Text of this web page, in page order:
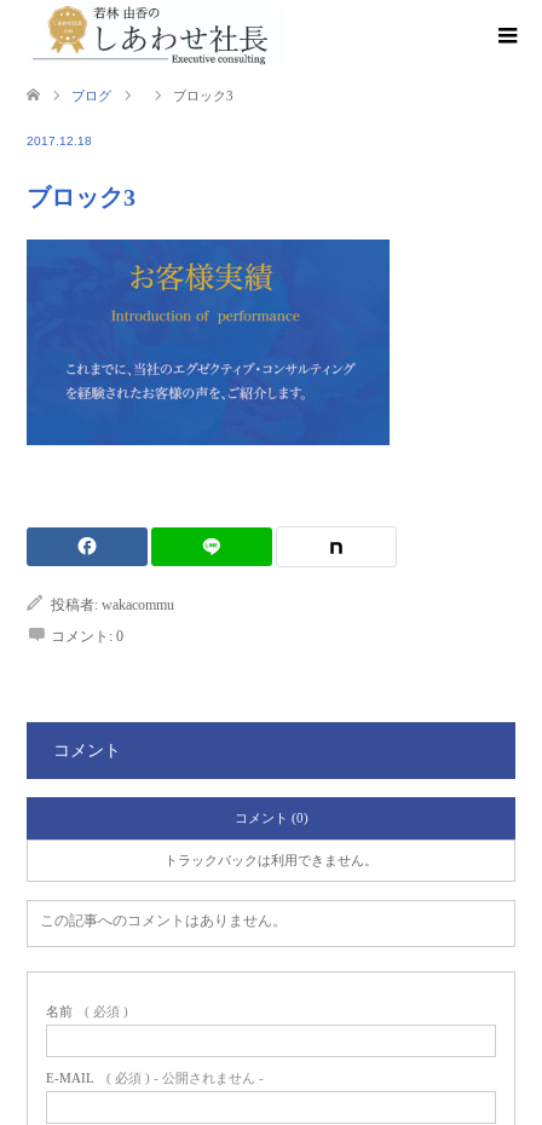
ブログ ブロック3
2017.12.18
ブロック3
投稿者: wakacommu
コメント: 0
コメント
コメント (0)
トラックバックは利用できません。
この記事へのコメントはありません。
名前 ( 必須 )
E-MAIL ( 必須 ) - 公開されません -